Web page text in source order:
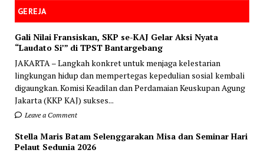
GEREJA
Gali Nilai Fransiskan, SKP se-KAJ Gelar Aksi Nyata
“Laudato Si’” di TPST Bantargebang
JAKARTA – Langkah konkret untuk menjaga kelestarian
lingkungan hidup dan mempertegas kepedulian sosial kembali
digaungkan. Komisi Keadilan dan Perdamaian Keuskupan Agung
Jakarta (KKP KAJ) sukses...
Leave a Comment
Stella Maris Batam Selenggarakan Misa dan Seminar Hari
Pelaut Sedunia 2026